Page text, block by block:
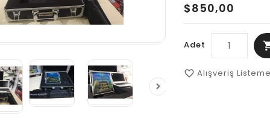
$850,00
Adet
favorite_border Alışveriş